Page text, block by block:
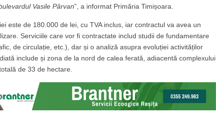
Vasile Pârvan”, a informat Primăria Timișoara.
este de 180.000 de lei, cu TVA inclus, iar contractul va avea un
Serviciile care vor fi contractate includ studii de fundamentare
de circulație, etc.), dar și o analiză asupra evoluției activităților
include și zona de la nord de calea ferată, adiacentă complexului
de 33 de hectare.